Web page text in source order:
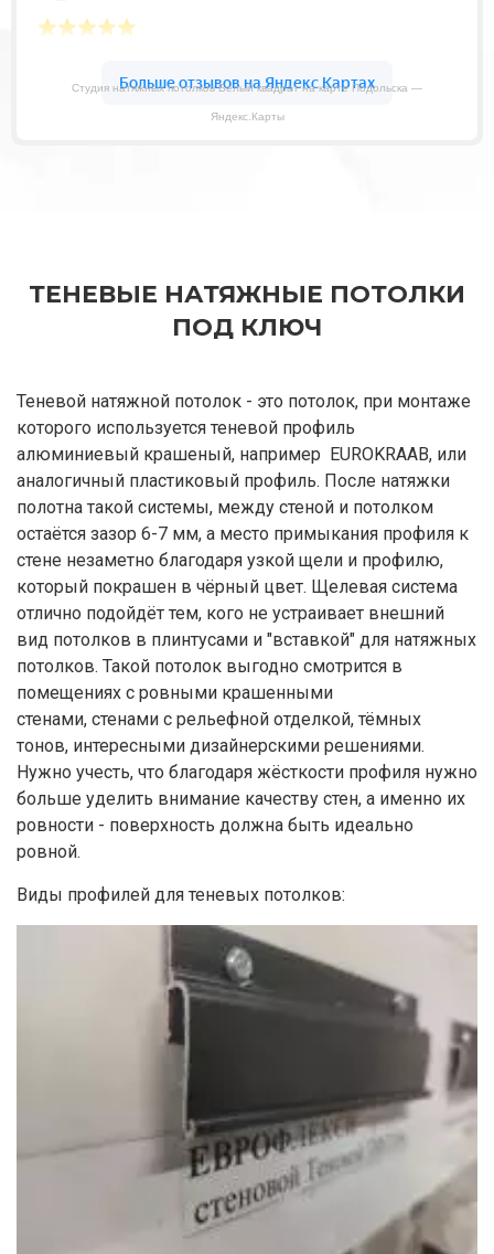
Студия натяжных потолков Белый квадрат на карте Подольска —
Яндекс.Карты
ТЕНЕВЫЕ НАТЯЖНЫЕ ПОТОЛКИ
ПОД КЛЮЧ
Теневой натяжной потолок - это потолок, при монтаже
которого используется теневой профиль
алюминиевый крашеный, например EUROKRAAB, или
аналогичный пластиковый профиль. После натяжки
полотна такой системы, между стеной и потолком
остаётся зазор 6-7 мм, а место примыкания профиля к
стене незаметно благодаря узкой щели и профилю,
который покрашен в чёрный цвет. Щелевая система
отлично подойдёт тем, кого не устраивает внешний
вид потолков в плинтусами и "вставкой" для натяжных
потолков. Такой потолок выгодно смотрится в
помещениях с ровными крашенными
стенами, стенами с рельефной отделкой, тёмных
тонов, интересными дизайнерскими решениями.
Нужно учесть, что благодаря жёсткости профиля нужно
больше уделить внимание качеству стен, а именно их
ровности - поверхность должна быть идеально
ровной.
Виды профилей для теневых потолков: